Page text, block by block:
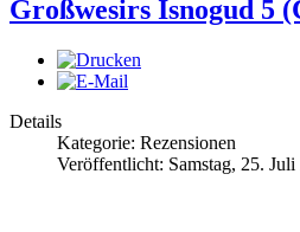
Großwesirs Isnogud 5
Details
Kategorie: Rezensionen
Veröffentlicht: Samstag, 25.